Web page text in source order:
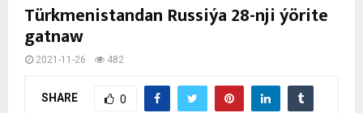
Türkmenistandan Russiýa 28-nji ýörite
gatnaw
2021-11-26 482
SHARE 0